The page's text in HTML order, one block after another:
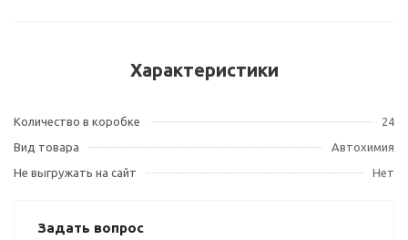
Характеристики
Количество в коробке
24
Вид товара
Автохимия
Не выгружать на сайт
Нет
Задать вопрос